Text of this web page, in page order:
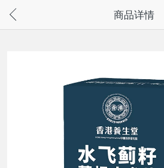
请通过微信或支付宝搜“奇兔客小程序”访问
商品详情